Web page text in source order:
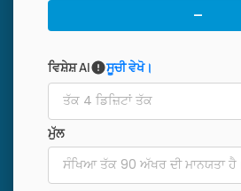
-
ਵਿਸ਼ੇਸ਼ AI ਸੂਚੀ ਵੇਖੋ।
ਮੁੱਲ